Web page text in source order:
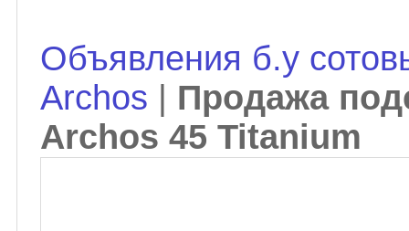
Объявления б.у
Archos
Продажа
Archos 45 Titanium